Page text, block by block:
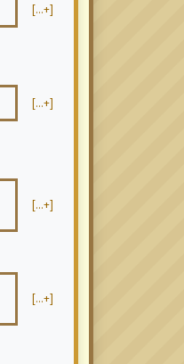
[...+]
[...+]
[...+]
[...+]